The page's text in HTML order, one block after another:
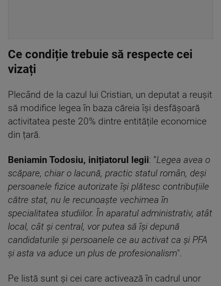
Ce condiție trebuie să respecte cei
vizați
Plecând de la cazul lui Cristian, un deputat a reușit
să modifice legea în baza căreia își desfășoară
activitatea peste 20% dintre entitățile economice
din țară.
Beniamin Todosiu, inițiatorul legii: ”Legea avea o
scăpare, chiar o lacună, practic statul român, deși
persoanele fizice autorizate își plătesc contribuțiile
către stat, nu le recunoaște vechimea în
specialitatea studiilor. În aparatul administrativ, atât
local, cât și central, vor putea să își depună
candidaturile și persoanele ce au activat ca și PFA
și asta va aduce un plus de profesionalism".
Pe listă sunt și cei care activează în cadrul unor